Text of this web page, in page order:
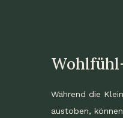
Während die
austoben,